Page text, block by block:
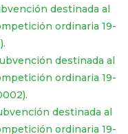
destinada al
ordinaria 19-
destinada al
ordinaria 19-
destinada al
ordinaria 19-